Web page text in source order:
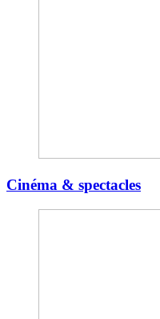
Cinéma & spectacles